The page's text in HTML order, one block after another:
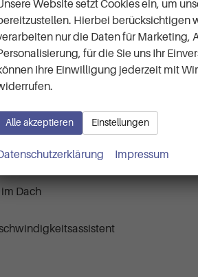
Dach
Website setzt Cookies ein, um
Hierbei berücksichtigen
nur die Daten für Marketing,
für die Sie uns Ihr
Ihre Einwilligung jederzeit mit
Alle akzeptieren Einstellungen
Impressum